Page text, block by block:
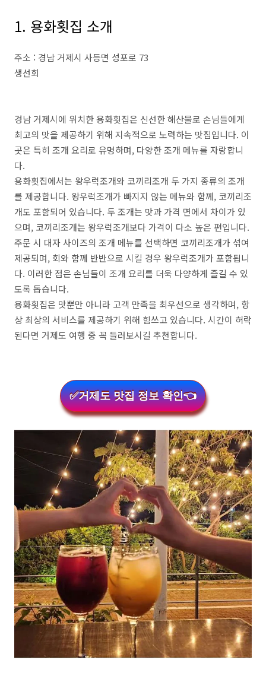
1. 용화횟집 소개
주소 : 경남 거제시 사등면 성포로 73
생선회
경남 거제시에 위치한 용화횟집은 신선한 해산물로 손님들에게
최고의 맛을 제공하기 위해 지속적으로 노력하는 맛집입니다. 이
곳은 특히 조개 요리로 유명하며, 다양한 조개 메뉴를 자랑합니
다.
용화횟집에서는 왕우럭조개와 코끼리조개 두 가지 종류의 조개
를 제공합니다. 왕우럭조개가 빠지지 않는 메뉴와 함께, 코끼리조
개도 포함되어 있습니다. 두 조개는 맛과 가격 면에서 차이가 있
으며, 코끼리조개는 왕우럭조개보다 가격이 다소 높은 편입니다.
주문 시 대자 사이즈의 조개 메뉴를 선택하면 코끼리조개가 섞여
제공되며, 회와 함께 반반으로 시킬 경우 왕우럭조개가 포함됩니
다. 이러한 점은 손님들이 조개 요리를 더욱 다양하게 즐길 수 있
도록 돕습니다.
용화횟집은 맛뿐만 아니라 고객 만족을 최우선으로 생각하며, 항
상 최상의 서비스를 제공하기 위해 힘쓰고 있습니다. 시간이 허락
된다면 거제도 여행 중 꼭 들러보시길 추천합니다.
✅거제도 맛집 정보 확인👈